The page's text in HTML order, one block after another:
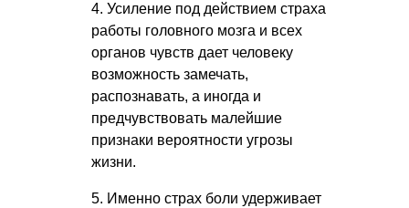
4. Усиление под действием страха
работы головного мозга и всех
органов чувств дает человеку
возможность замечать,
распознавать, а иногда и
предчувствовать малейшие
признаки вероятности угрозы
жизни.
5. Именно страх боли удерживает